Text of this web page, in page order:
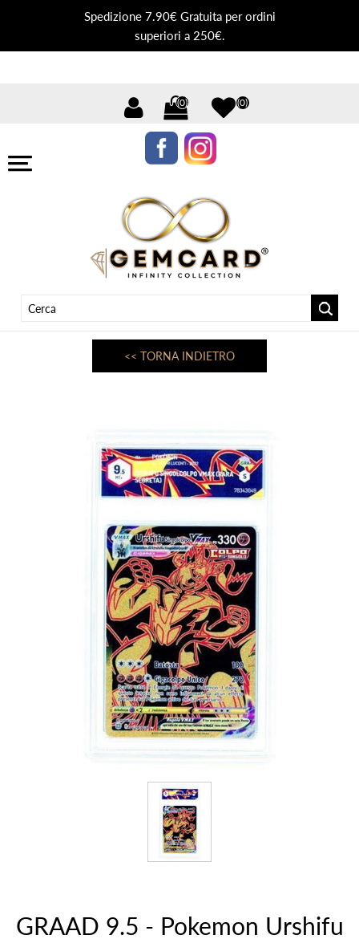
Spedizione 7.90€ Gratuita per ordini
superiori a 250€.
(0) (0)
<< TORNA INDIETRO
GRAAD 9.5 - Pokemon Urshifu